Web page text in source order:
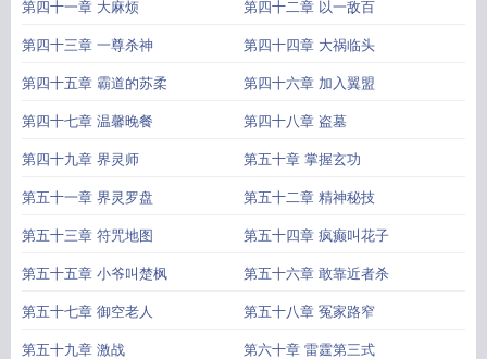
第四十一章 大麻烦 第四十二章 以一敌百
第四十三章 一尊杀神 第四十四章 大祸临头
第四十五章 霸道的苏柔 第四十六章 加入翼盟
第四十七章 温馨晚餐 第四十八章 盗墓
第四十九章 界灵师 第五十章 掌握玄功
第五十一章 界灵罗盘 第五十二章 精神秘技
第五十三章 符咒地图 第五十四章 疯癫叫花子
第五十五章 小爷叫楚枫 第五十六章 敢靠近者杀
第五十七章 御空老人 第五十八章 冤家路窄
第五十九章 激战 第六十章 雷霆第三式